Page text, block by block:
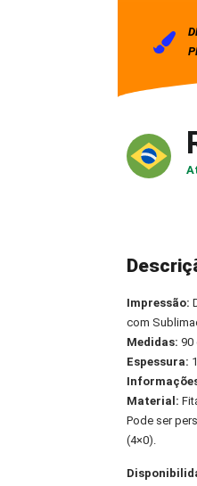
Impressão:
com
Medidas: 90
Espessura:
Material:
Pode ser
(4×0).